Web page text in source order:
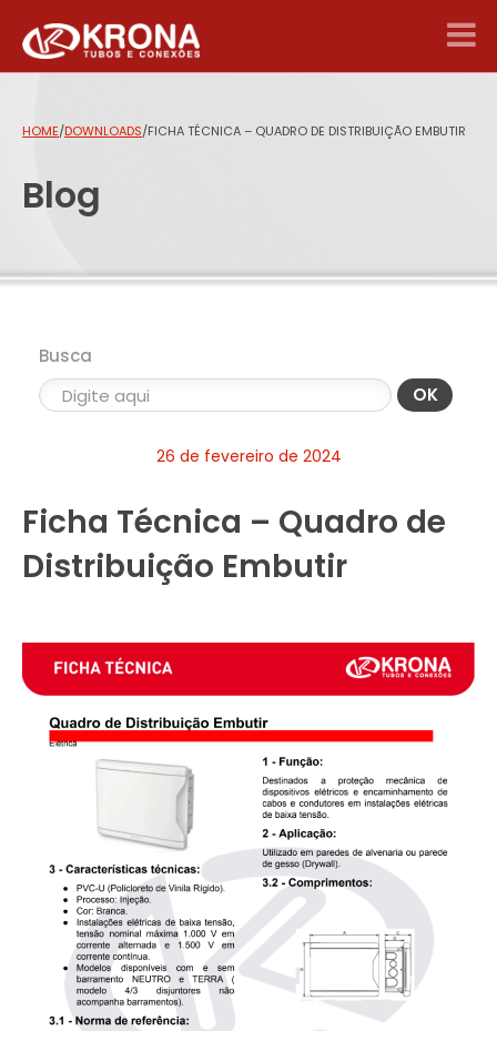
HOME/DOWNLOADS/FICHA TÉCNICA – QUADRO DE DISTRIBUIÇÃO EMBUTIR
Blog
Busca
OK
26 de fevereiro de 2024
Ficha Técnica – Quadro de
Distribuição Embutir